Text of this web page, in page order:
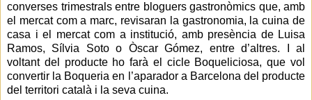
converses trimestrals entre bloguers gastronòmics que, amb
el mercat com a marc, revisaran la gastronomia, la cuina de
casa i el mercat com a institució, amb presència de Luisa
Ramos, Sílvia Soto o Òscar Gómez, entre d’altres. I al
voltant del producte ho farà el cicle Boqueliciosa, que vol
convertir la Boqueria en l’aparador a Barcelona del producte
del territori català i la seva cuina.